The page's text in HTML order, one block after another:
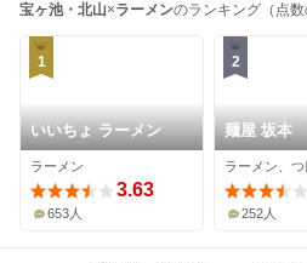
宝ヶ池・北山×ラーメンのランキング（点数
1
いいちょ ラーメン
ラーメン
3.63
653人
2
麺屋 坂本
ラーメン、
252人